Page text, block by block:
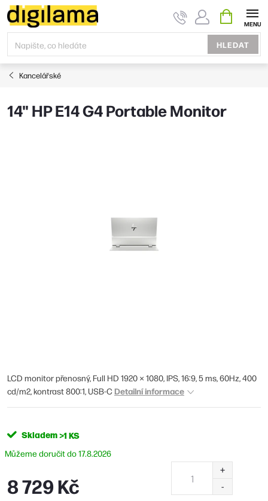
Přejít
na
obsah
HLEDAT
KOŠÍK
Kancelářské
14" HP E14 G4 Portable Monitor
LCD monitor přenosný, Full HD 1920 × 1080, IPS, 16:9, 5 ms, 60Hz, 400
cd/m2, kontrast 800:1, USB-C Detailní informace
Skladem>1 KS
17.8.2026
8 729 Kč